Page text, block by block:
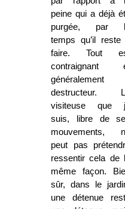
peine qui a déjà
purgée, par
temps qu’il reste
faire. Tout
contraignant
généralement
destructeur.
visiteuse que
suis, libre de
mouvements,
peut pas
ressentir cela de
même façon.
sûr, dans le
une détenue